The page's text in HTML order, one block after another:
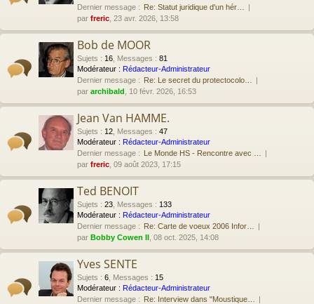
Dernier message : Re: Statut juridique d'un hér…
par freric , 23 avr. 2026, 13:58
Bob de MOOR
Sujets : 16 Messages : 81
Modérateur : Rédacteur-Administrateur
Dernier message : Re: Le secret du protectocolo…
par archibald , 10 févr. 2026, 16:53
Jean Van HAMME.
Sujets : 12 Messages : 47
Modérateur : Rédacteur-Administrateur
Dernier message : Le Monde HS - Rencontre avec …
par freric , 09 août 2023, 17:15
Ted BENOIT
Sujets : 23 Messages : 133
Modérateur : Rédacteur-Administrateur
Dernier message : Re: Carte de voeux 2006 Infor…
par Bobby Cowen II , 08 oct. 2025, 14:08
Yves SENTE
Sujets : 6 Messages : 15
Modérateur : Rédacteur-Administrateur
Dernier message : Re: Interview dans "Moustique…